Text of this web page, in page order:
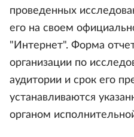
проведенных
его на своем
"Интернет". Форма
организации по
аудитории и срок его
устанавливаются
органом